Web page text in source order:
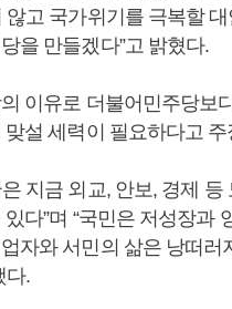
않고 국가위기를 극복할
을 만들겠다”고 밝혔다.
이유로 더불어민주당보
맞설 세력이 필요하다고 주
지금 외교, 안보, 경제 등
다”며 “국민은 저성장과
자와 서민의 삶은 낭떠러
다.